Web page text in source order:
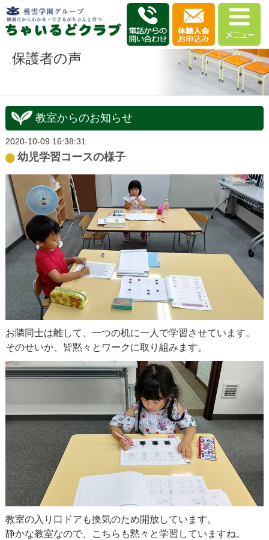
保護者の声
教室からのお知らせ
2020-10-09 16:38:31
幼児学習コースの様子
お隣同士は離して、一つの机に一人で学習させています。
そのせいか、皆黙々とワークに取り組みます。
教室の入り口ドアも換気のため開放しています。
静かな教室なので、こちらも黙々と学習していますね。